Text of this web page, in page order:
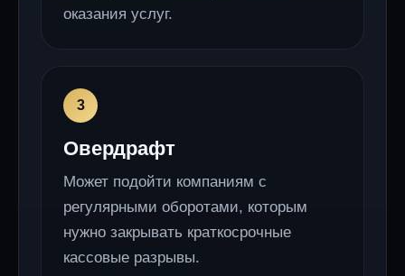
оказания услуг.
Овердрафт
Может подойти компаниям с
регулярными оборотами, которым
нужно закрывать краткосрочные
кассовые разрывы.